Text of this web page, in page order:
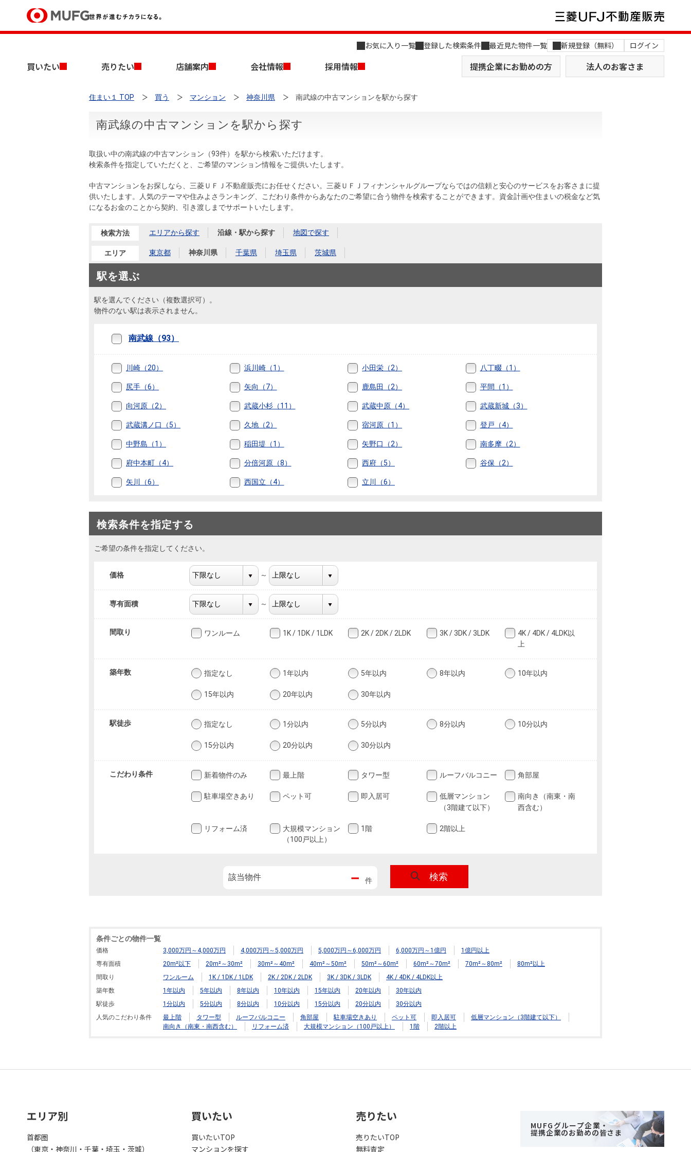
お気に入り一覧 登録した検索条件 最近見た物件一覧 新規登録（無料） ログイン
買いたい 売りたい 店舗案内 会社情報 採用情報 提携企業にお勤めの方 法人のお客さま
買いたいTOP
中古マンションを探す 新築・中古一戸建てを探す 土地を探す
購入向けサービス
住まいと暮らしの税金の本（電子ブック）
売りたいTOP
無料査定 売却相談 AI不動産査定
売却向けサービス
住まいと暮らしの税金の本（電子ブック）
店舗案内TOP
店舗のご案内（首都圏） 店舗のご案内（名古屋）
会社情報TOP
会社概要
組織図 役員一覧
本社地図
会社案内（電子ブック版）
採用情報TOP
キャリア採用情報
売りたい
住まい１ TOP 買う マンション 神奈川県 南武線の中古マンションを駅から探す
南武線の中古マンションを駅から探す
取扱い中の南武線の中古マンション（93件）を駅から検索いただけます。
検索条件を指定していただくと、ご希望のマンション情報をご提供いたします。
中古マンションをお探しなら、三菱ＵＦＪ不動産販売にお任せください。三菱ＵＦＪフィナンシャルグループならではの信頼と安心のサービスをお客さまに提
供いたします。人気のテーマや住みよさランキング、こだわり条件からあなたのご希望に合う物件を検索することができます。資金計画や住まいの税金など気
になるお金のことから契約、引き渡しまでサポートいたします。
検索方法 エリアから探す 沿線・駅から探す 地図で探す
エリア 東京都 神奈川県 千葉県 埼玉県 茨城県
駅を選ぶ
駅を選んでください（複数選択可）。
物件のない駅は表示されません。
南武線（93）
川崎（20） 浜川崎（1） 小田栄（2） 八丁畷（1）
尻手（6） 矢向（7） 鹿島田（2） 平間（1）
向河原（2） 武蔵小杉（11） 武蔵中原（4） 武蔵新城（3）
武蔵溝ノ口（5） 久地（2） 宿河原（1） 登戸（4）
中野島（1） 稲田堤（1） 矢野口（2） 南多摩（2）
府中本町（4） 分倍河原（8） 西府（5） 谷保（2）
矢川（6） 西国立（4） 立川（6）
検索条件を指定する
ご希望の条件を指定してください。
価格 ～
専有面積 ～
間取り ワンルーム 1K / 1DK / 1LDK 2K / 2DK / 2LDK 3K / 3DK / 3LDK
4K / 4DK / 4LDK以
上
築年数 指定なし 1年以内 5年以内 8年以内 10年以内
15年以内 20年以内 30年以内
駅徒歩 指定なし 1分以内 5分以内 8分以内 10分以内
15分以内 20分以内 30分以内
こだわり条件 新着物件のみ 最上階 タワー型 ルーフバルコニー 角部屋
駐車場空きあり ペット可 即入居可
低層マンション
（3階建て以下）
南向き（南東・南
西含む）
リフォーム済
大規模マンション
（100戸以上）
1階 2階以上
該当物件 － 件 検索
条件ごとの物件一覧
価格 3,000万円～4,000万円 4,000万円～5,000万円 5,000万円～6,000万円 6,000万円～1億円
1億円以上
専有面積
20m²以下 20m²～30m² 30m²～40m² 40m²～50m² 50m²～60m² 60m²～70m² 70m²～80m²
80m²以上
間取り
ワンルーム 1K / 1DK / 1LDK 2K / 2DK / 2LDK 3K / 3DK / 3LDK
4K / 4DK / 4LDK以上
築年数
1年以内 5年以内 8年以内 10年以内 15年以内 20年以内
30年以内
駅徒歩
1分以内 5分以内 8分以内 10分以内 15分以内 20分以内
30分以内
人気のこだわり条件
最上階 タワー型 ルーフバルコニー 角部屋 駐車場空きあり ペット可 即入居可
低層マンション（3階建て以下）
南向き（南東・南西含む）
リフォーム済 大規模マンション（100戸以上） 1階 2階以上
エリア別
首都圏
（東京・神奈川・千葉・埼玉・茨城）
買いたい
買いたいTOP
マンションを探す
売りたい
売りたいTOP
無料査定
MUFGグループ企業・
提携企業のお勤めの皆さま